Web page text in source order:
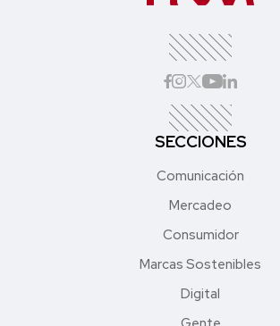
SECCIONES
Comunicación
Mercadeo
Consumidor
Marcas Sostenibles
Digital